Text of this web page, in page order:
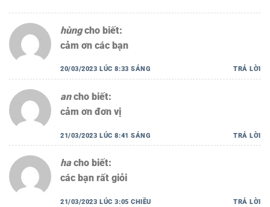
hùng cho biết:
cảm ơn các bạn
20/03/2023 LÚC 8:33 SÁNG TRẢ LỜI
an cho biết:
cảm ơn đơn vị
21/03/2023 LÚC 8:41 SÁNG TRẢ LỜI
ha cho biết:
các bạn rất giỏi
21/03/2023 LÚC 3:05 CHIỀU TRẢ LỜI